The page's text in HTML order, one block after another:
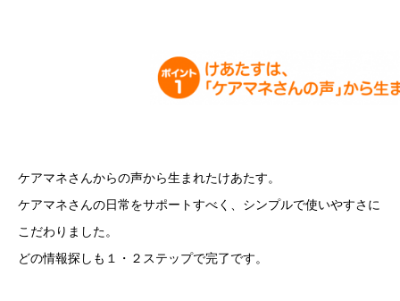
ケアマネさんからの声から生まれたけあたす。
ケアマネさんの日常をサポートすべく、シンプルで使いやすさに
こだわりました。
どの情報探しも１・２ステップで完了です。